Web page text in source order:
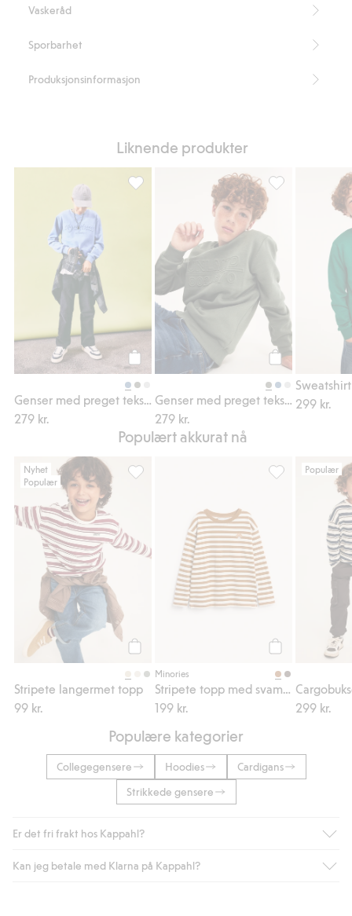
Artikkelnummer
Vaskeråd
Sporbarhet
Produksjonsinformasjon
Liknende produkter
Legg til
279 kr.
Genser med preget tekst-trykk, Legg til i
Legg til
279 kr.
Genser med
299 kr.
Populært akkurat nå
Nyhet
Populær
Stripete langermet topp
99 kr.
Stripete langermet topp, Legg til i
Minories
199 kr.
Stripete topp
Populær
299 kr.
Populære kategorier
Collegegensere Hoodies
Cardigans
Strikkede gensere
Er det fri frakt hos Kappahl?
Som medlem i Kappahl Club har du alltid gratis frakt til butikk,
Kan jeg betale med Klarna på Kappahl?